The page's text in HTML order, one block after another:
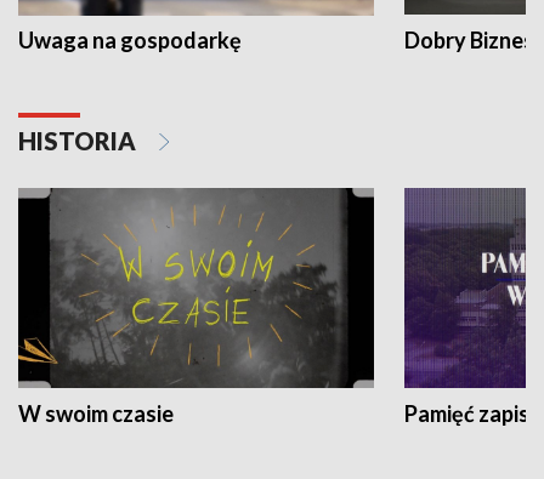
Uwaga na gospodarkę Dobry Biznes
HISTORIA
W swoim czasie Pamięć